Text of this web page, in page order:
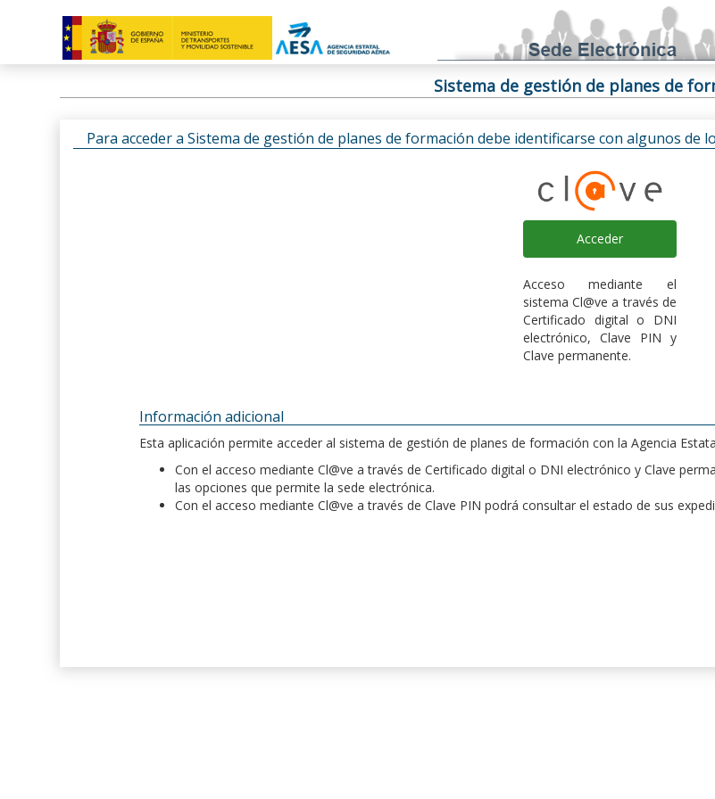
Sistema de gestión de planes de
Para acceder a Sistema de gestión de planes de formación debe identificarse con algunos de
Acceder
Acceso mediante el
sistema Cl@ve a través de
Certificado digital o DNI
electrónico, Clave PIN y
Clave permanente.
Información adicional
Esta aplicación permite acceder al sistema de gestión de planes de formación con la Agencia
Con el acceso mediante Cl@ve a través de Certificado digital o DNI electrónico y Clave
las opciones que permite la sede electrónica.
Con el acceso mediante Cl@ve a través de Clave PIN podrá consultar el estado de sus